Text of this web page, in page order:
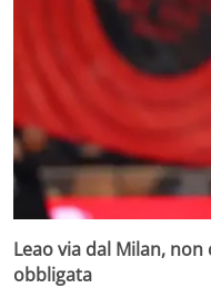
Leao via dal Milan, non
obbligata